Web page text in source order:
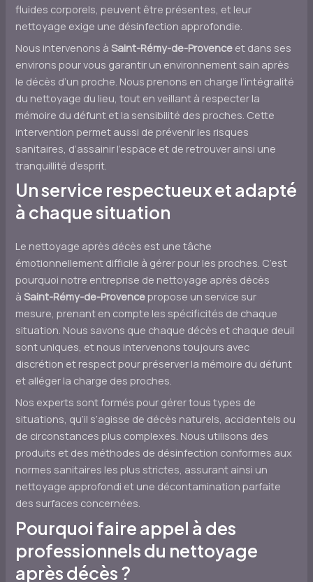
fluides corporels, peuvent être présentes, et leur
nettoyage exige une désinfection approfondie.
Nous intervenons àSaint-Rémy-de-Provence et dans ses
environs pour vous garantir un environnement sain après
le décès d’un proche. Nous prenons en charge l’intégralité
du nettoyage du lieu, tout en veillant à respecter la
mémoire du défunt et la sensibilité des proches. Cette
intervention permet aussi de prévenir les risques
sanitaires, d’assainir l’espace et de retrouver ainsi une
tranquillité d’esprit.
Un service respectueux et adapté
à chaque situation
Le nettoyage après décès est une tâche
émotionnellement difficile à gérer pour les proches. C’est
pourquoi notre entreprise de nettoyage après décès
àSaint-Rémy-de-Provencepropose un service sur
mesure, prenant en compte les spécificités de chaque
situation. Nous savons que chaque décès et chaque deuil
sont uniques, et nous intervenons toujours avec
discrétion et respect pour préserver la mémoire du défunt
et alléger la charge des proches.
Nos experts sont formés pour gérer tous types de
situations, qu’il s’agisse de décès naturels, accidentels ou
de circonstances plus complexes. Nous utilisons des
produits et des méthodes de désinfection conformes aux
normes sanitaires les plus strictes, assurant ainsi un
nettoyage approfondi et une décontamination parfaite
des surfaces concernées.
Pourquoi faire appel à des
professionnels du nettoyage
après décès ?